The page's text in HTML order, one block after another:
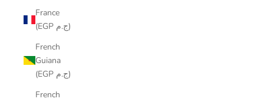
France
(EGP ج.م)
French
Guiana
(EGP ج.م)
French